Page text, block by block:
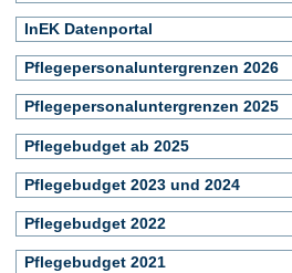
InEK Datenportal
Pflegepersonaluntergrenzen 2026
Pflegepersonaluntergrenzen 2025
Pflegebudget ab 2025
Pflegebudget 2023 und 2024
Pflegebudget 2022
Pflegebudget 2021